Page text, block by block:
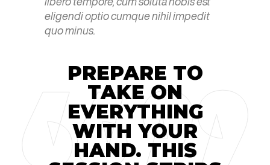
eligendi optio cumque nihil impedit
quo minus.
PREPARE TO
TAKE ON
EVERYTHING
WITH YOUR
HAND. THIS